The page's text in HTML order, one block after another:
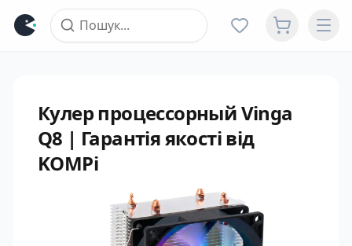
Кулер процессорный Vinga
Q8 | Гарантія якості від
KOMPi